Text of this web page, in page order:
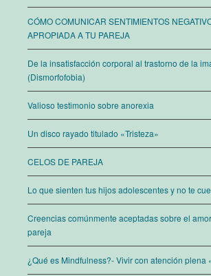
CÓMO COMUNICAR SENTIMIENTOS
APROPIADA A TU PAREJA
De la insatisfacción corporal al trastorno de la
(Dismorfofobia)
Valioso testimonio sobre anorexia
Un disco rayado titulado «Tristeza»
CELOS DE PAREJA
Lo que sienten tus hijos adolescentes y no te
Creencias comúnmente aceptadas sobre el
pareja
¿Qué es Mindfulness?- Vivir con atención plena